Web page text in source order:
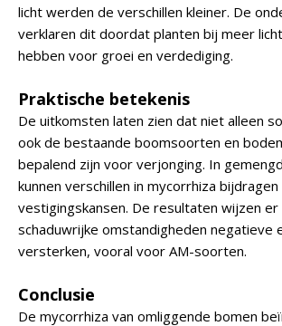
licht werden de verschillen kleiner. De
verklaren dit doordat planten bij meer
hebben voor groei en verdediging.
Praktische betekenis
De uitkomsten laten zien dat niet alleen
ook de bestaande boomsoorten en
bepalend zijn voor verjonging. In
kunnen verschillen in mycorrhiza bijdragen
vestigingskansen. De resultaten wijzen
schaduwrijke omstandigheden negatieve
versterken, vooral voor AM-soorten.
Conclusie
De mycorrhiza van omliggende bomen